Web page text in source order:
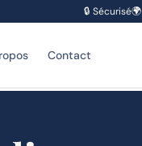
🔒 Sécurisé🌍
Contact